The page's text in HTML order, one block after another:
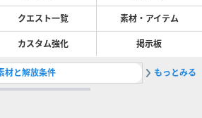
クエスト一覧 素材・アイテム
カスタム強化 掲示板
材と解放条件 2ヘビィ
もっとみる